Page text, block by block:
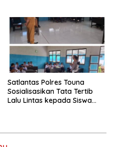
Satlantas Polres Touna
Sosialisasikan Tata Tertib
Lalu Lintas kepada Siswa